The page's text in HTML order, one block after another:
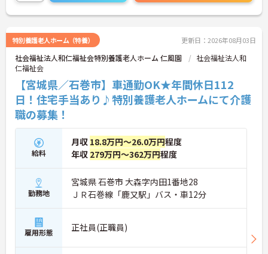
特別養護老人ホーム（特養） 更新日：2026年08月03日
社会福祉法人和仁福祉会特別養護老人ホーム 仁風園
社会福祉法人和
仁福祉会
【宮城県／石巻市】車通勤OK★年間休日112
日！住宅手当あり♪特別養護老人ホームにて介護
職の募集！
給料
月収 18.8万円～26.0万円程度
年収 279万円～362万円程度
勤務地
宮城県 石巻市 大森字内田1番地28
ＪＲ石巻線「鹿又駅」バス・車12分
雇用形態 正社員(正職員)